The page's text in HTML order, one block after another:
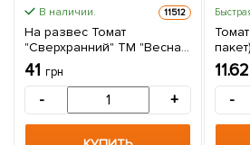
В наличии. 11512
На развес Томат
"Сверхранний" ТМ "Весна"
цена за 2г
41 грн
- +
11.62
-